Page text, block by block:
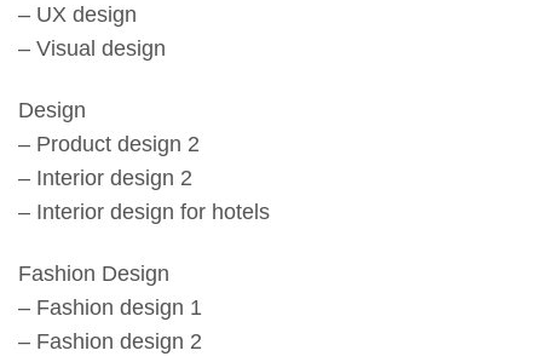
– UX design
– Visual design
Design
– Product design 2
– Interior design 2
– Interior design for hotels
Fashion Design
– Fashion design 1
– Fashion design 2